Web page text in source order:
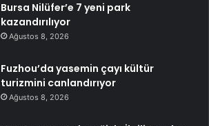
Bursa Nilüfer’e 7 yeni park
kazandırılıyor
Ağustos 8, 2026
Fuzhou’da yasemin çayı kültür
turizmini canlandırıyor
Ağustos 8, 2026